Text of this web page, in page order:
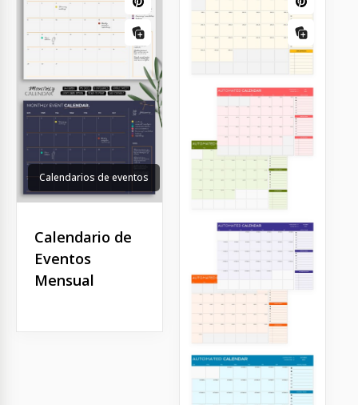
Calendarios de eventos
Calendario de
Eventos
Mensual